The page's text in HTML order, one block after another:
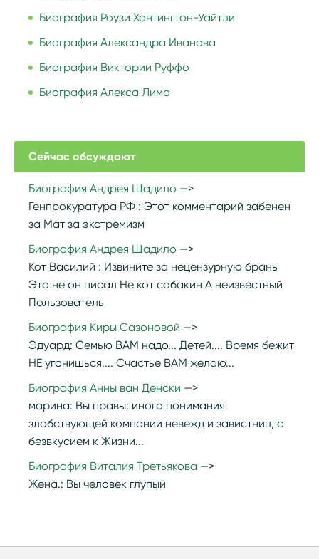
Биография Роузи Хантингтон-Уайтли
Биография Александра Иванова
Биография Виктории Руффо
Биография Алекса Лима
Сейчас обсуждают
Биография Андрея Щадило
Генпрокуратура РФ : Этот комментарий забенен
за Мат за экстремизм
Биография Андрея Щадило
Кот Василий : Извините за нецензурную брань
Это не он писал Не кот собакин А неизвестный
Пользователь
Биография Киры Сазоновой
Эдуард: Семью ВАМ надо... Детей.... Время бежит
НЕ угонишься.... Счастье ВАМ желаю...
Биография Анны ван Денски
марина: Вы правы: иного понимания
злобствующей компании невежд и завистниц, с
безвкусием к Жизни...
Биография Виталия Третьякова
Жена.: Вы человек глупый